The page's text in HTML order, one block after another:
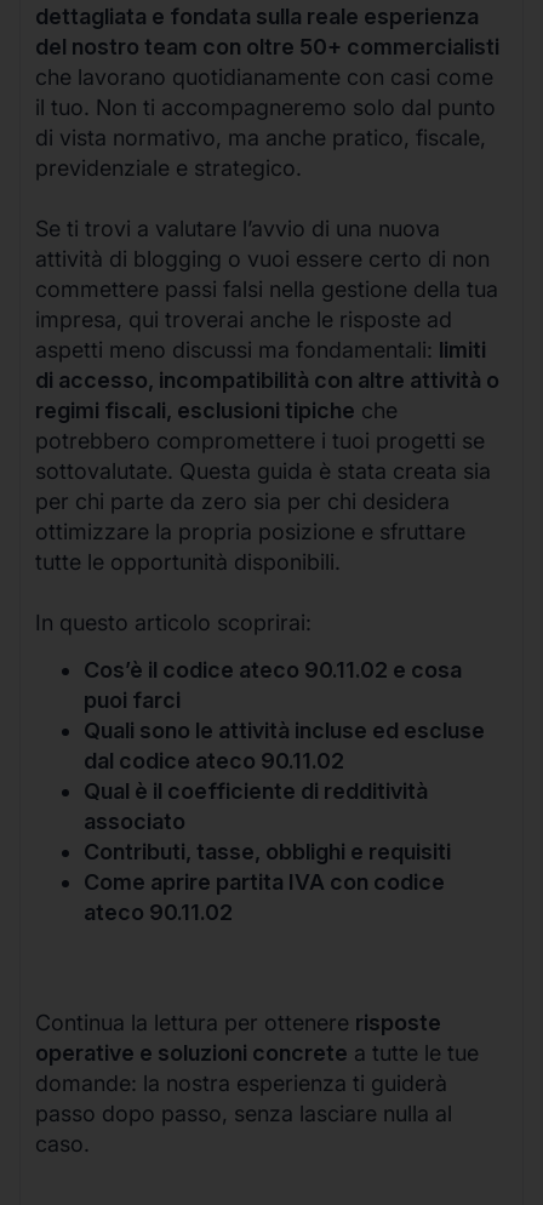
dettagliata e fondata sulla reale esperienza
del nostro team con oltre 50+ commercialisti
che lavorano quotidianamente con casi come
il tuo. Non ti accompagneremo solo dal punto
di vista normativo, ma anche pratico, fiscale,
previdenziale e strategico.
Se ti trovi a valutare l’avvio di una nuova
attività di blogging o vuoi essere certo di non
commettere passi falsi nella gestione della tua
impresa, qui troverai anche le risposte ad
aspetti meno discussi ma fondamentali: limiti
di accesso, incompatibilità con altre attività o
regimi fiscali, esclusioni tipiche che
potrebbero compromettere i tuoi progetti se
sottovalutate. Questa guida è stata creata sia
per chi parte da zero sia per chi desidera
ottimizzare la propria posizione e sfruttare
tutte le opportunità disponibili.
In questo articolo scoprirai:
Cos’è il codice ateco 90.11.02 e cosa
puoi farci
Quali sono le attività incluse ed escluse
dal codice ateco 90.11.02
Qual è il coefficiente di redditività
associato
Contributi, tasse, obblighi e requisiti
Come aprire partita IVA con codice
ateco 90.11.02
Continua la lettura per ottenere risposte
operative e soluzioni concrete a tutte le tue
domande: la nostra esperienza ti guiderà
passo dopo passo, senza lasciare nulla al
caso.